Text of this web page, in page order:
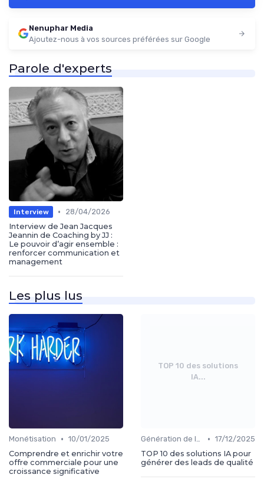
Nenuphar Media
Ajoutez-nous à vos sources préférées sur Google
Parole d'experts
Interview •
28/04/2026
Interview de Jean Jacques
Jeannin de Coaching by JJ :
Le pouvoir d’agir ensemble :
renforcer communication et
management
Les plus lus
Monétisation • 10/01/2025
Comprendre et enrichir votre
offre commerciale pour une
croissance significative
TOP 10 des solutions
IA...
Génération de leads • 17/12/2025
TOP 10 des solutions IA pour
générer des leads de qualité